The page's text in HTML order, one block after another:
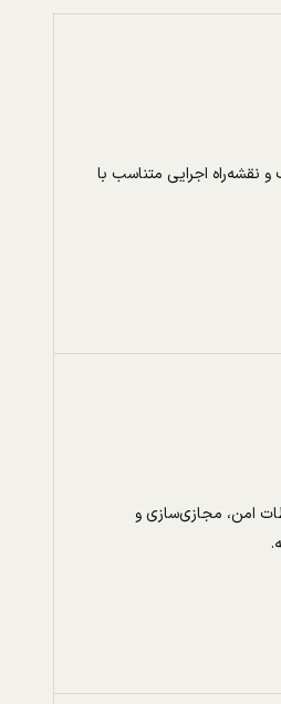
و نقشه‌راه اجرایی متناسب با
امن، مجازی‌سازی و